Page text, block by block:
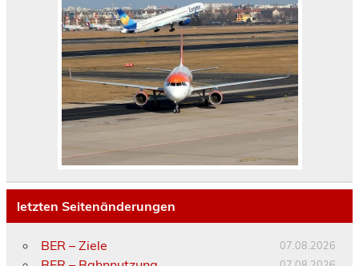
letzten Seitenänderungen
BER – Ziele 07.08.2026